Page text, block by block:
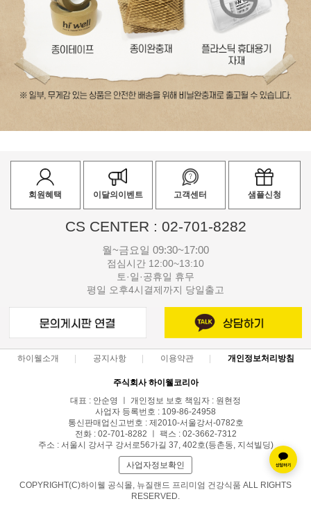
회원혜택 이달의이벤트 고객센터 샘플신청
CS CENTER : 02-701-8282
월~금요일 09:30~17:00
점심시간 12:00~13:10
토·일·공휴일 휴무
평일 오후4시결제까지 당일출고
하이웰소개 공지사항 이용약관 개인정보처리방침
주식회사 하이웰코리아
대표 : 안순영 ㅣ 개인정보 보호 책임자 : 원현정
사업자 등록번호 : 109-86-24958
통신판매업신고번호 : 제2010-서울강서-0782호
전화 : 02-701-8282 ㅣ 팩스 : 02-3662-7312
주소 : 서울시 강서구 강서로56가길 37, 402호(등촌동, 지석빌딩)
사업자정보확인
COPYRIGHT(C)하이웰 공식몰, 뉴질랜드 프리미엄 건강식품 ALL RIGHTS
RESERVED.